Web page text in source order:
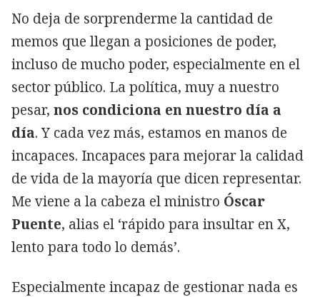
Copiar
No deja de sorprenderme la cantidad de
memos que llegan a posiciones de poder,
incluso de mucho poder, especialmente en el
sector público. La política, muy a nuestro
pesar, nos condiciona en nuestro día a
día. Y cada vez más, estamos en manos de
incapaces. Incapaces para mejorar la calidad
de vida de la mayoría que dicen representar.
Me viene a la cabeza el ministro Óscar
Puente, alias el ‘rápido para insultar en X,
lento para todo lo demás’.
Especialmente incapaz de gestionar nada es